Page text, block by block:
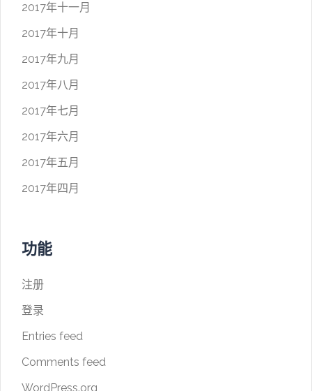
2017年十一月
2017年十月
2017年九月
2017年八月
2017年七月
2017年六月
2017年五月
2017年四月
功能
注册
登录
Entries feed
Comments feed
WordPress.org